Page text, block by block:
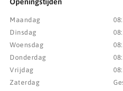
Maandag
Dinsdag
Woensdag
Donderdag
Vrijdag
Zaterdag